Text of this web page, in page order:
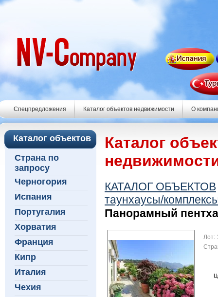
Спецпредложения Каталог объектов недвижимости О
Каталог объектов
Страна по
запросу
Черногория
Испания
Португалия
Хорватия
Франция
Кипр
Италия
Чехия
Каталог
КАТАЛОГ ОБЪЕКТОВ
таунхаусы/
Панорамный
Лот: